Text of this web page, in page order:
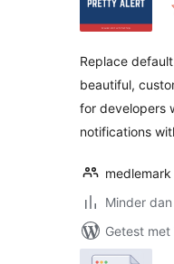
Replace
beautiful,
for developers
notifications
medlemark
Minder
Getest met